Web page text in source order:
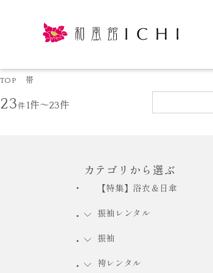
TOP 帯
23件1件～23件
カテゴリから選ぶ
【特集】浴衣＆日傘
振袖レンタル
振袖
袴レンタル